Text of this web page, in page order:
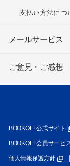
支払い方法につ
メールサービス
ご意見・ご感想
BOOKOFF公式サイト
BOOKOFF会員サービ
個人情報保護方針